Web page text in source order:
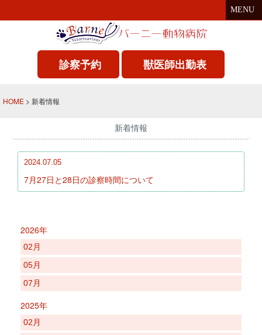
診察予約 獣医師出勤表
MENU
HOME > 新着情報
新着情報
2024.07.05
7月27日と28日の診察時間について
2026年
02月
05月
07月
2025年
02月